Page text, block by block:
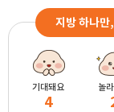
지방 하나만
기대돼요
4
놀